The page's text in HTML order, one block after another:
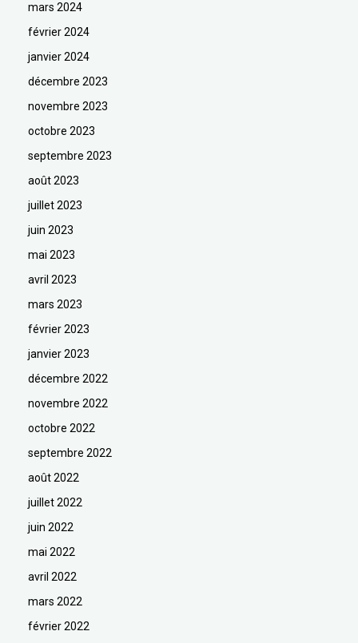
mars 2024
février 2024
janvier 2024
décembre 2023
novembre 2023
octobre 2023
septembre 2023
août 2023
juillet 2023
juin 2023
mai 2023
avril 2023
mars 2023
février 2023
janvier 2023
décembre 2022
novembre 2022
octobre 2022
septembre 2022
août 2022
juillet 2022
juin 2022
mai 2022
avril 2022
mars 2022
février 2022